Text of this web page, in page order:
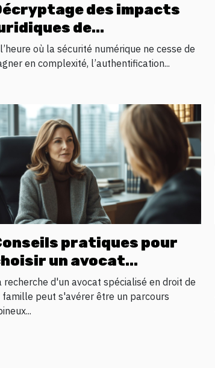
des impacts
de
où la sécurité numérique ne cesse de
en complexité, l’authentification...
pratiques pour
un avocat
en droit familial
recherche d'un avocat spécialisé en droit de
famille peut s'avérer être un parcours